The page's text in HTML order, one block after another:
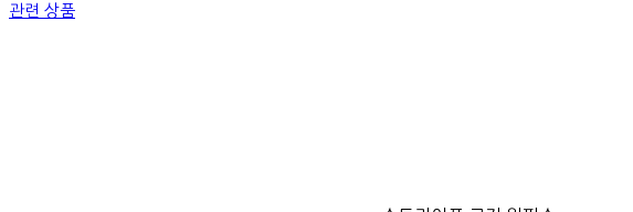
관련 상품